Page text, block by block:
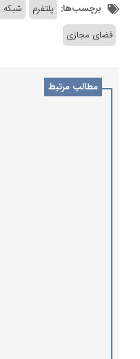
برچسب‌ها: پلتفرم شبکه
فضای مجازی
مطالب مرتبط